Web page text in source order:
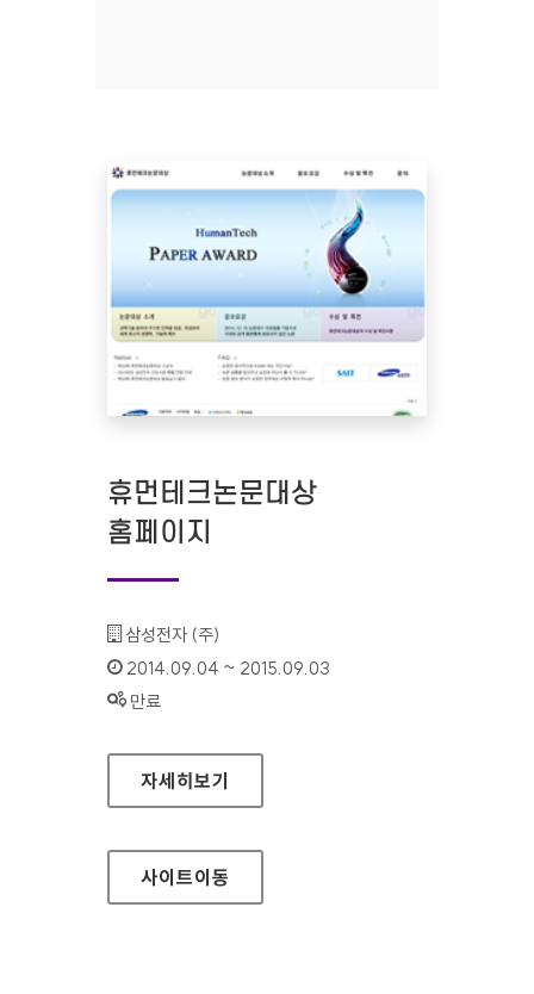
휴먼테크논문대상
홈페이지
기관명 :
삼성전자 (주)
인증기간 :
2014.09.04 ~ 2015.09.03
상태 :
만료
휴먼테크논문대상 홈페이지
자세히보기
사이트이동